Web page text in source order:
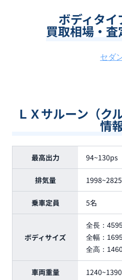
ボディタ
買取相場・
セダ
ＬＸサルーン（ク
情
最高出力 94~130ps
排気量
乗車定員 5名
ボディサイズ
全長：
全幅：
全高：
車両重量